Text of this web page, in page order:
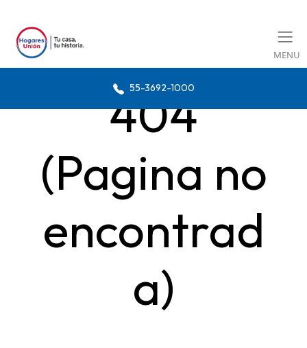
MENU
55-3692-1000
404
(Pagina no
encontrad
a)